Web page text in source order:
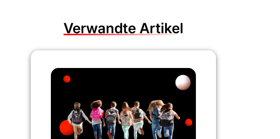
Verwandte Artikel